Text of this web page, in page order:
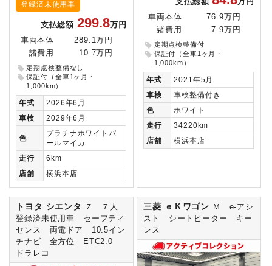
登録済未使用車
支払総額 299.8万円
車両本体
289.1万円
諸費用
10.7万円
定期点検整備なし
保証付（全車1ヶ月・
1,000km）
年式
2026年6月
車検
2029年6月
色
プラチナホワイトパ
ールマイカ
走行
6km
店舗
横浜本店
支払総額
万円
車両本体
76.9万円
諸費用
7.9万円
定期点検整備付
保証付（全車1ヶ月・
1,000km）
年式
2021年5月
車検
車検整備付き
色
ホワイト
走行
34220km
店舗
横浜本店
トヨタ シエンタ
Ｚ ７人
登録済未使用車 セーフティ
センス 両電ドア 10.5イン
チナビ 全方位 ETC2.0
ドラレコ
三菱 ｅＫワゴン
Ｍ e-アシ
スト シートヒーター キー
レス